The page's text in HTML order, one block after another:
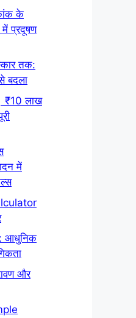
के
में प्रदूषण
तक:
बदला
₹10 लाख
में
आधुनिक
और